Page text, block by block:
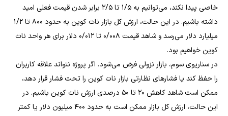
خاصی پیدا نکند، می‌توانیم به ۱/۵ تا ۲/۵ برابر شدن قیمت فعلی امید
داشته باشیم. در این حالت، ارزش کل بازار نات کوین به حدود ۸۰۰ تا ۱/۲
میلیارد دلار می‌رسد و شاهد قیمت ۰/۰۰۸ تا ۰/۰۱۲ دلار برای هر واحد نات
کوین خواهیم بود.
در سناریوی سوم، بازار نزولی فرض می‌شود. اگر پروژه نتواند علاقه کاربران
را حفظ کند یا فشارهای نظارتی بازار نات کوین را تحت فشار قرار دهد،
ممکن است شاهد کاهش ۲۰ تا ۵۰ درصدی ارزش نات کوین باشیم. در
این حالت، ارزش کل بازار ممکن است به حدود ۴۰۰ میلیون دلار یا کمتر